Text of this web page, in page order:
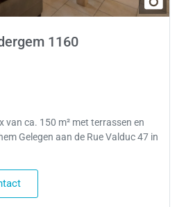
1160
van ca. 150 m² met terrassen en
Gelegen aan de Rue Valduc 47 in